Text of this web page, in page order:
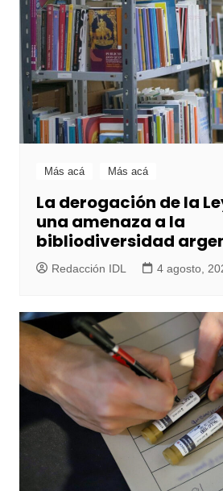
Más acá Más acá
La derogación de la
una amenaza a la
bibliodiversidad
Redacción IDL 4 agosto,